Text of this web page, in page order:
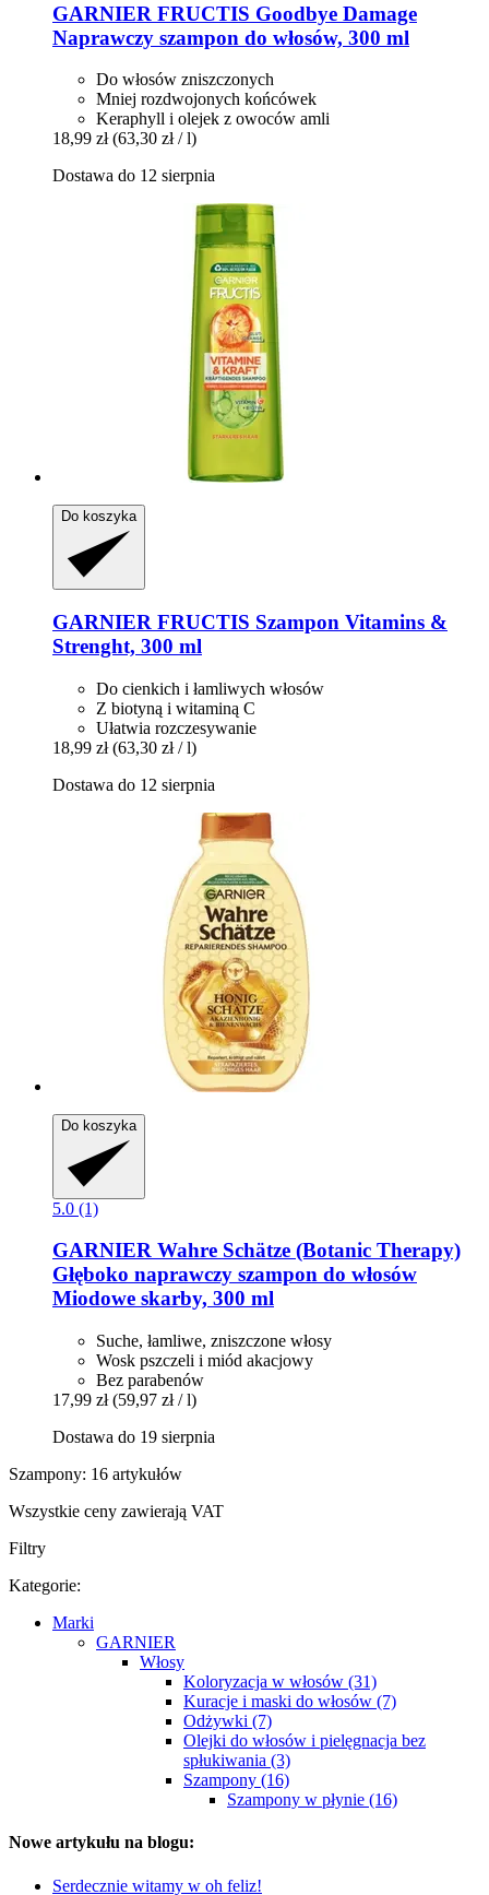
GARNIER FRUCTIS Goodbye Damage
Naprawczy szampon do włosów, 300 ml
Do włosów zniszczonych
Mniej rozdwojonych końcówek
Keraphyll i olejek z owoców amli
18,99 zł (63,30 zł / l)
Dostawa do 12 sierpnia
Do koszyka
GARNIER FRUCTIS Szampon Vitamins &
Strenght, 300 ml
Do cienkich i łamliwych włosów
Z biotyną i witaminą C
Ułatwia rozczesywanie
18,99 zł (63,30 zł / l)
Dostawa do 12 sierpnia
Do koszyka
5.0 (1)
GARNIER Wahre Schätze (Botanic Therapy)
Głęboko naprawczy szampon do włosów
Miodowe skarby, 300 ml
Suche, łamliwe, zniszczone włosy
Wosk pszczeli i miód akacjowy
Bez parabenów
17,99 zł (59,97 zł / l)
Dostawa do 19 sierpnia
Szampony: 16 artykułów
Wszystkie ceny zawierają VAT
Filtry
Kategorie:
Marki
GARNIER
Włosy
Koloryzacja w włosów (31)
Kuracje i maski do włosów (7)
Odżywki (7)
Olejki do włosów i pielęgnacja bez
spłukiwania (3)
Szampony (16)
Szampony w płynie (16)
Nowe artykułu na blogu:
Serdecznie witamy w oh feliz!